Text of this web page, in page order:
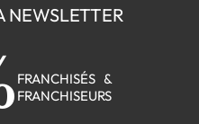
NEWSLETTER
FRANCHISÉS &
FRANCHISEURS